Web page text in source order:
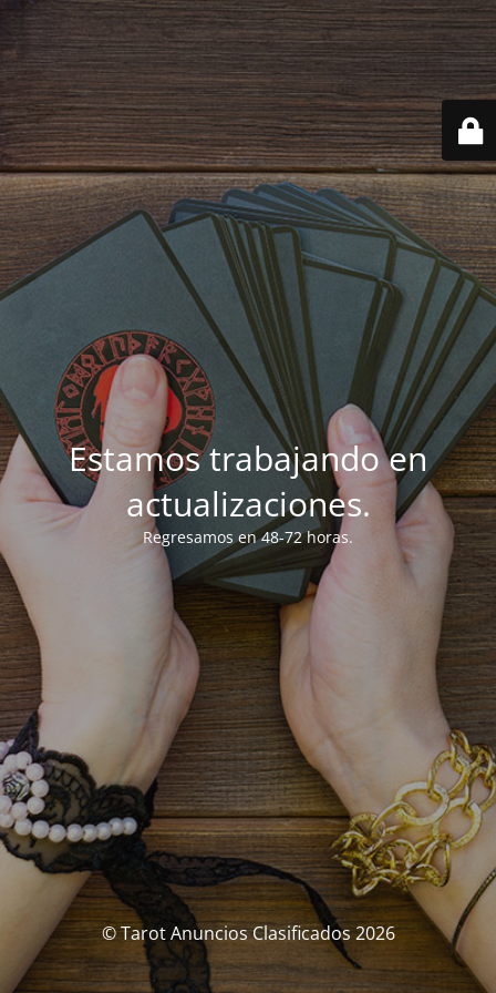
Estamos trabajando en
actualizaciones.
Regresamos en 48-72 horas.
© Tarot Anuncios Clasificados 2026